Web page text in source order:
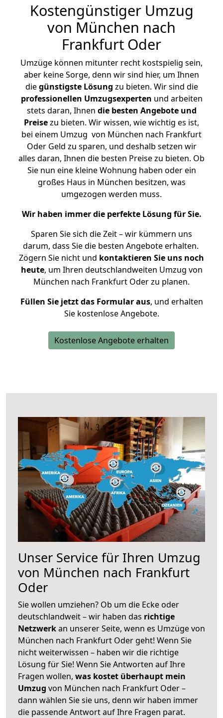
Kostengünstiger Umzug
von München nach
Frankfurt Oder
Umzüge können mitunter recht kostspielig sein,
aber keine Sorge, denn wir sind hier, um Ihnen
diegünstigste Lösung zu bieten. Wir sind die
professionellen Umzugsexperten und arbeiten
stets daran, Ihnen die besten Angebote und
Preisezu bieten. Wir wissen, wie wichtig es ist,
bei einem Umzug von München nach Frankfurt
Oder Geld zu sparen, und deshalb setzen wir
alles daran, Ihnen die besten Preise zu bieten. Ob
Sie nun eine kleine Wohnung haben oder ein
großes Haus in München besitzen, was
umgezogen werden muss.
Wir haben immer die perfekte Lösung für Sie.
Sparen Sie sich die Zeit – wir kümmern uns
darum, dass Sie die besten Angebote erhalten.
Zögern Sie nicht und kontaktieren Sie uns noch
heute, um Ihren deutschlandweiten Umzug von
München nach Frankfurt Oder zu planen.
Füllen Sie jetzt das Formular aus, und erhalten
Sie kostenlose Angebote.
Kostenlose Angebote erhalten
Unser Service für Ihren Umzug
von München nach Frankfurt
Oder
Sie wollen umziehen? Ob um die Ecke oder
deutschlandweit – wir haben das richtige
Netzwerkan unserer Seite, wenn es Umzüge von
München nach Frankfurt Oder geht! Wenn Sie
nicht weiterwissen – haben wir die richtige
Lösung für Sie! Wenn Sie Antworten auf Ihre
Fragen wollen, was kostet überhaupt mein
Umzug von München nach Frankfurt Oder –
dann wählen Sie sie uns, denn wir haben immer
die passende Antwort auf Ihre Fragen parat.